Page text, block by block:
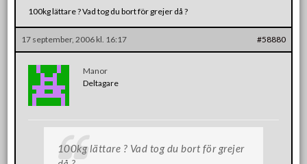
100kg lättare ? Vad tog du bort för grejer då ?
17 september, 2006 kl. 16:17 #58880
Manor
Deltagare
100kg lättare ? Vad tog du bort för grejer